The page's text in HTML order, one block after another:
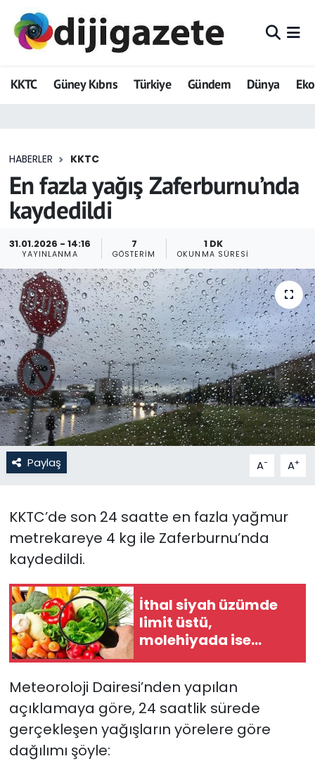
KKTC Güney Kıbrıs Türkiye Gündem Dünya
HABERLER KKTC
En fazla yağış Zaferburnu’nda
kaydedildi
31.01.2026 - 14:16
YAYINLANMA
7
GÖSTERIM
1 DK
OKUNMA SÜRESI
Paylaş A- A+
KKTC’de son 24 saatte en fazla yağmur
metrekareye 4 kg ile Zaferburnu’nda
kaydedildi.
İthal siyah üzümde
limit üstü,
molehiyada ise
tavsiye dışı bitki
edildi
Meteoroloji Dairesi’nden yapılan
açıklamaya göre, 24 saatlik sürede
gerçekleşen yağışların yörelere göre
dağılımı şöyle:
ADVERTORIAL
Dijigazete
Eğitim
Ekonomi
GEZİ
Güncel
Gündem
KKTC
KKTC YEREL SEÇİM 2018
Kültür Sanat
Moda
Nöbetçi Eczaneler
Otomobil Dünyası
Politika
SAĞLIK
Spor
Teknoloji
Hava Durumu
Trafik Durumu
Tüm Manşetler
Son Dakika Haberleri